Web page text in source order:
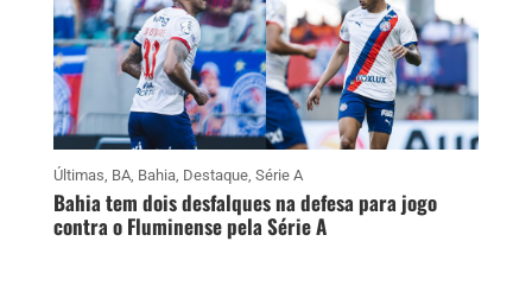
Últimas, BA, Bahia, Destaque, Série A
Bahia tem dois desfalques na defesa para jogo
contra o Fluminense pela Série A